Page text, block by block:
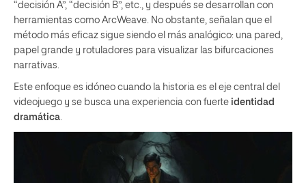
“decisión A”, “decisión B”, etc., y después se desarrollan con
herramientas como ArcWeave. No obstante, señalan que el
método más eficaz sigue siendo el más analógico: una pared,
papel grande y rotuladores para visualizar las bifurcaciones
narrativas.
Este enfoque es idóneo cuando la historia es el eje central del
videojuego y se busca una experiencia con fuerte identidad
dramática.